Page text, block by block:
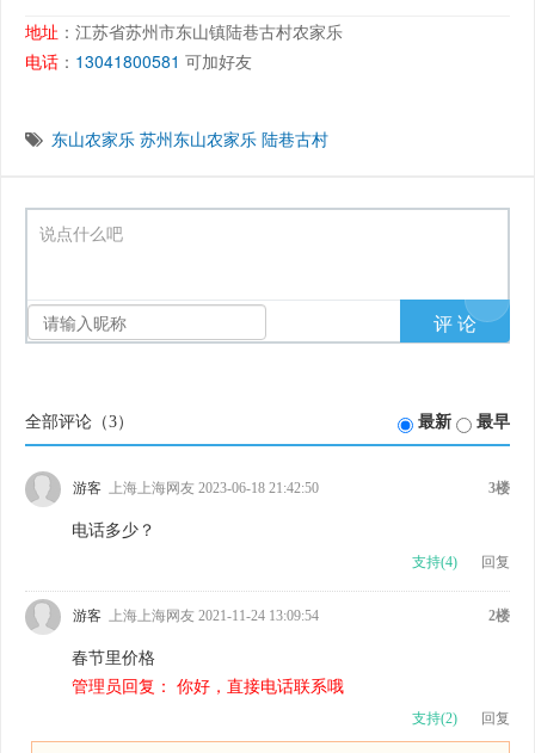
地址 ：江苏省苏州市东山镇陆巷古村农家乐
电话 ： 13041800581 可加好友
东山农家乐 苏州东山农家乐 陆巷古村
说点什么吧
全部评论（3） 最新 最早
3楼
游客 上海上海网友 2023-06-18 21:42:50
电话多少？
支持(4) 回复
2楼
游客 上海上海网友 2021-11-24 13:09:54
春节里价格
管理员回复： 你好，直接电话联系哦
支持(2) 回复